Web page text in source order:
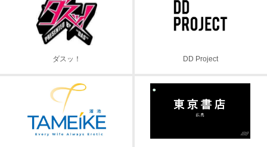
ダスッ！ DD Project